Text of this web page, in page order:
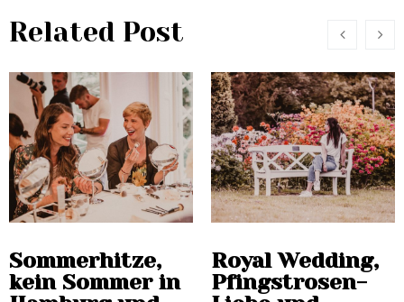
Related Post
Sommerhitze,
kein Sommer in
Royal Wedding,
Pfingstrosen-